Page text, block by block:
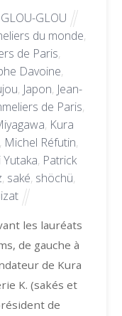
GLOU-GLOU
du monde,
de Paris,
Davoine,
, Japon, Jean-
de Paris,
, Kura
, Michel Réfutin,
Yutaka, Patrick
, saké, shöchü,
les lauréats
de gauche à
de Kura
K. (sakés et
de